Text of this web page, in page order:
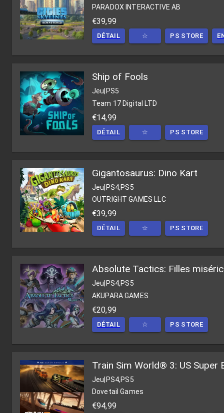
PARADOX INTERACTIVE AB
€39,99
DÉTAIL ☆ PS STORE
Ship of Fools
Jeu PS5
Team 17 Digital LTD
€14,99
DÉTAIL ☆ PS STORE
Gigantosaurus: Dino Kart
Jeu|PS4,PS5
OUTRIGHT GAMES LLC
€39,99
DÉTAIL ☆ PS STORE
Absolute Tactics: Filles
Jeu PS4,PS5
AKUPARA GAMES
€20,99
DÉTAIL ☆ PS STORE
Train Sim World® 3: US Super
Jeu|PS4,PS5
Dovetail Games
€94,99